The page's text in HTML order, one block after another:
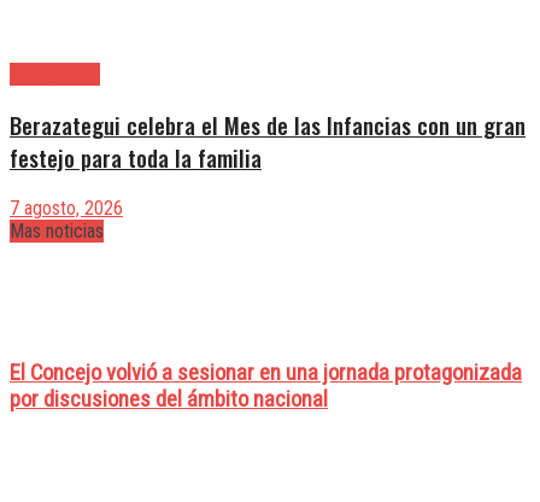
Berazategui celebra el Mes de las Infancias con un gran
festejo para toda la familia
7 agosto, 2026
Mas noticias
El Concejo volvió a sesionar en una jornada protagonizada
por discusiones del ámbito nacional